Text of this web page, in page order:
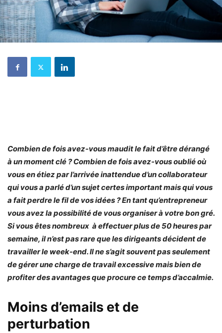
Combien de fois avez-vous maudit le fait d’être dérangé
à un moment clé ? Combien de fois avez-vous oublié où
vous en étiez par l’arrivée inattendue d’un collaborateur
qui vous a parlé d’un sujet certes important mais qui vous
a fait perdre le fil de vos idées ? En tant qu’entrepreneur
vous avez la possibilité de vous organiser à votre bon gré.
Si vous êtes nombreux à effectuer plus de 50 heures par
semaine, il n’est pas rare que les dirigeants décident de
travailler le week-end. Il ne s’agit souvent pas seulement
de gérer une charge de travail excessive mais bien de
profiter des avantages que procure ce temps d’accalmie.
Moins d’emails et de
perturbation